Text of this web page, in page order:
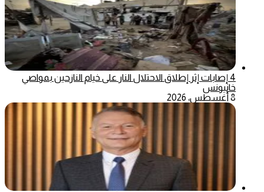
4 إصابات إثر إطلاق الاحتلال النار على خيام النازحين بمواصي
خانيونس
8 أغسطس، 2026